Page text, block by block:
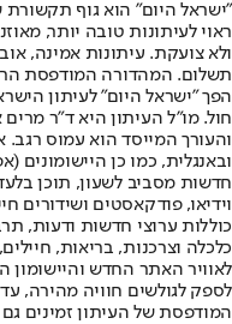
"ישראל היום" הוא גוף
ראוי לעיתונות טובה יותר,
ולא צועקת. עיתונות אמינה,
הפך "ישראל היום" לעיתון
חול. מו"ל העיתון היא ד"ר
והעורך המייסד הוא עמוס
חדשות מסביב לשעון, תוכן
וידיאו, פודקאסטים ושידורים
כוללות ערוצי חדשות ודעות,
לאוויר האתר החדש
לספק לגולשים חוויה מהירה,
המודפסת של העיתון זמינים